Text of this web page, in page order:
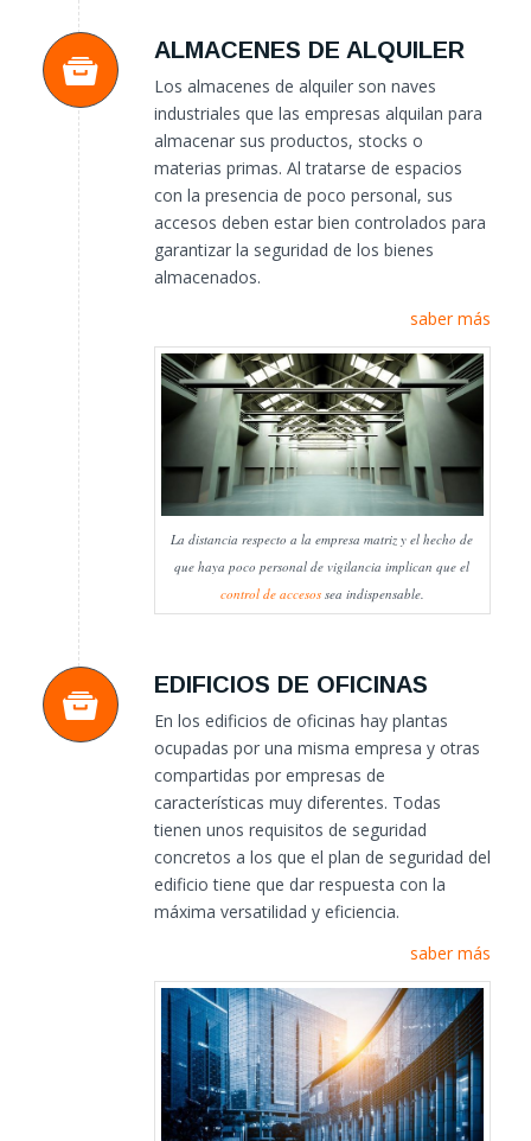
ALMACENES DE ALQUILER
Los almacenes de alquiler son naves
industriales que las empresas alquilan para
almacenar sus productos, stocks o
materias primas. Al tratarse de espacios
con la presencia de poco personal, sus
accesos deben estar bien controlados para
garantizar la seguridad de los bienes
almacenados.
saber más
La distancia respecto a la empresa matriz y el hecho de
que haya poco personal de vigilancia implican que el
control de accesossea indispensable.
EDIFICIOS DE OFICINAS
En los edificios de oficinas hay plantas
ocupadas por una misma empresa y otras
compartidas por empresas de
características muy diferentes. Todas
tienen unos requisitos de seguridad
concretos a los que el plan de seguridad del
edificio tiene que dar respuesta con la
máxima versatilidad y eficiencia.
saber más